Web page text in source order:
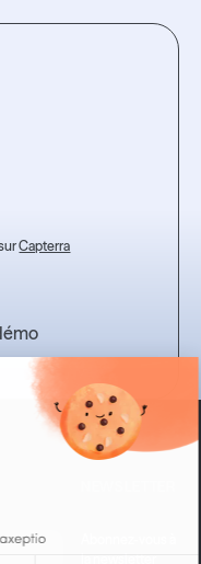
Capterra